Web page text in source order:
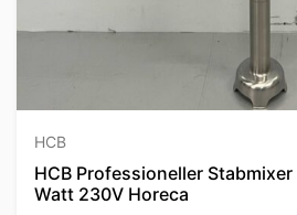
HCB
HCB Professioneller
Watt 230V Horeca